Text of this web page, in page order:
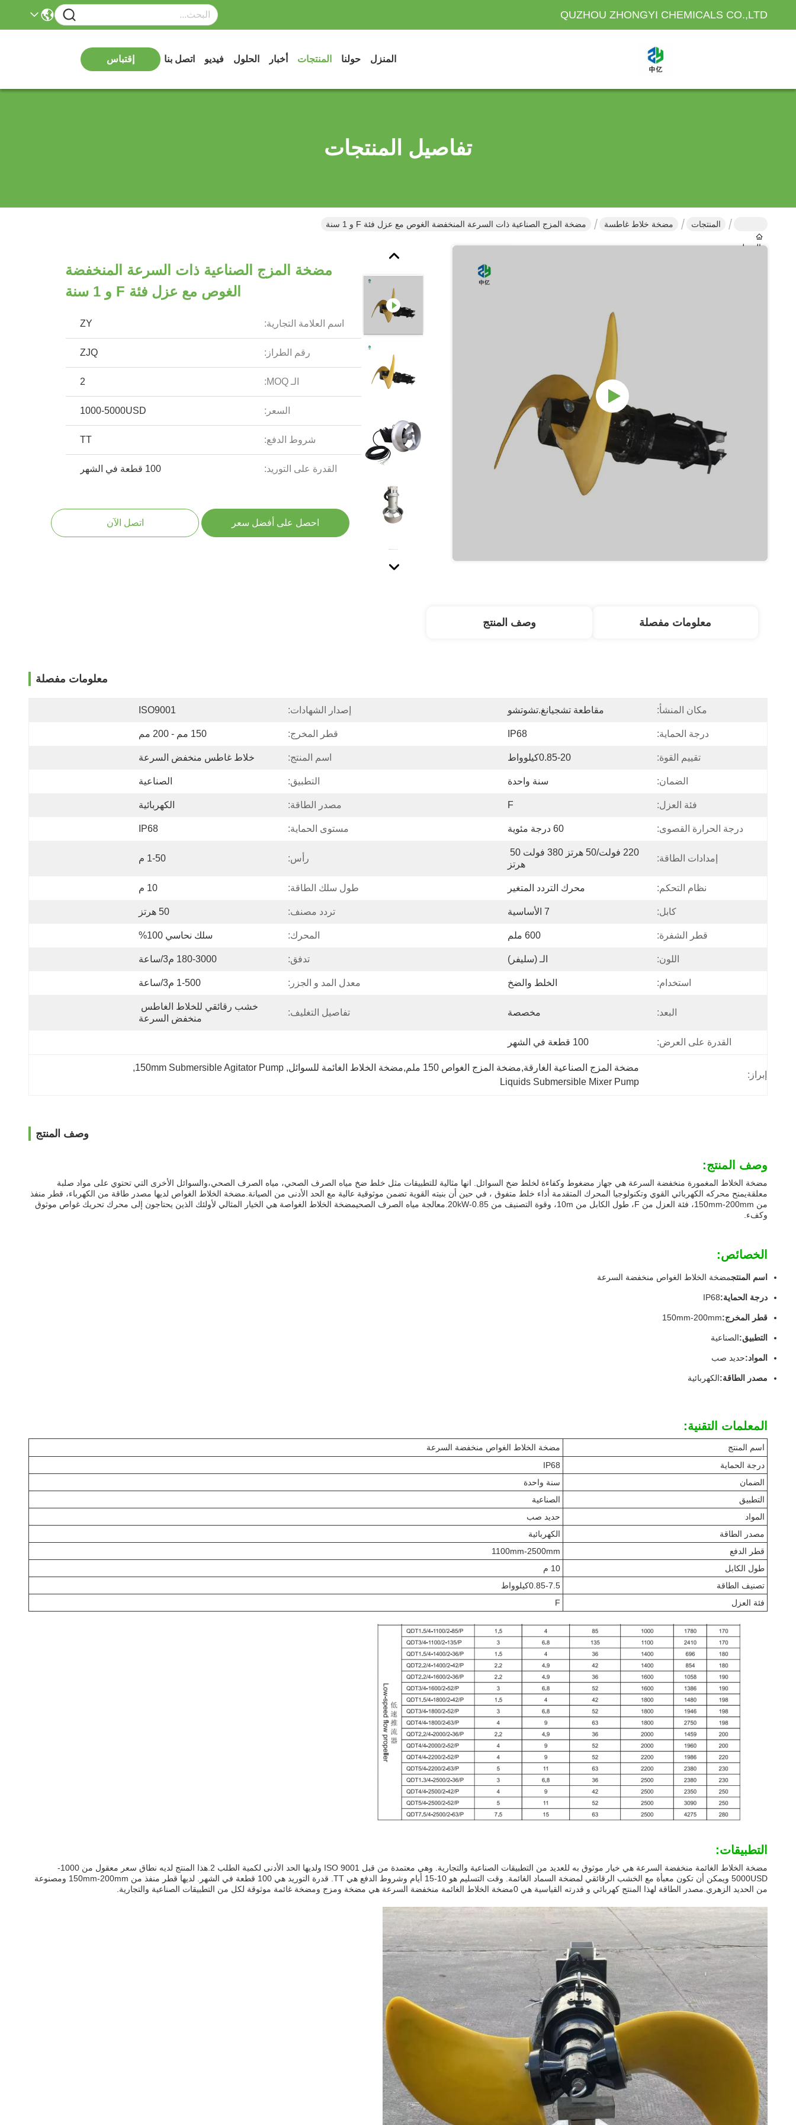
QUZHOU ZHONGYI CHEMICALS CO.,LTD
المنزل حولنا المنتجات أخبار الحلول فيديو اتصل بنا إقتباس
تفاصيل المنتجات
المنزل
المنتجات مضخة خلاط غاطسة مضخة المزج الصناعية ذات السرعة المنخفضة الغوص مع عزل فئة F و 1 سنة
مضخة المزج الصناعية ذات السرعة المنخفضة
الغوص مع عزل فئة F و 1 سنة
اسم العلامة التجارية: ZY
رقم الطراز: ZJQ
الـ MOQ: 2
السعر: 1000-5000USD
شروط الدفع: TT
القدرة على التوريد: 100 قطعة في الشهر
احصل على أفضل سعر اتصل الآن
معلومات مفصلة وصف المنتج
معلومات مفصلة
مكان المنشأ: مقاطعة تشجيانغ.تشوتشو إصدار الشهادات: ISO9001
درجة الحماية: IP68 قطر المخرج: 150 مم - 200 مم
تقييم القوة: 0.85-20كيلوواط اسم المنتج: خلاط غاطس منخفض السرعة
الضمان: سنة واحدة التطبيق: الصناعية
فئة العزل: F مصدر الطاقة: الكهربائية
درجة الحرارة القصوى: 60 درجة مئوية مستوى الحماية: IP68
إمدادات الطاقة:
هرتز
رأس: 1-50 م
نظام التحكم: محرك التردد المتغير طول سلك الطاقة: 10 م
كابل: 7 الأساسية تردد مصنف: 50 هرتز
قطر الشفرة: 600 ملم المحرك: سلك نحاسي 100%
اللون: الـ (سليفر) تدفق: 180-3000 م3/ساعة
استخدام: الخلط والضخ معدل المد و الجزر: 1-500 م3/ساعة
البعد: مخصصة تفاصيل التغليف:
منخفض السرعة
القدرة على العرض: 100 قطعة في الشهر
إبراز:
مضخة المزج الصناعية الغارقة,مضخة المزج الغواص 150 ملم,مضخة الخلاط الغائمة للسوائل ,
150mm Submersible Agitator Pump
,
Liquids Submersible Mixer Pump
وصف المنتج
وصف المنتج:
مضخة الخلاط المغمورة منخفضة السرعة هي جهاز مضغوط وكفاءة لخلط ضخ السوائل. انها مثالية للتطبيقات مثل خلط ضخ مياه الصرف الصحي، مياه الصرف الصحي،والسوائل الأخرى التي تحتوي على مواد صلبة
معلقةيمنح محركه الكهربائي القوي وتكنولوجيا المحرك المتقدمة أداء خلط متفوق ، في حين أن بنيته القوية تضمن موثوقية عالية مع الحد الأدنى من الصيانة.مضخة الخلاط الغواص لديها مصدر طاقة من الكهرباء، قطر منفذ
من 150mm-200mm، فئة العزل من F، طول الكابل من 10m، وقوة التصنيف من 0.85-20kW.معالجة مياه الصرف الصحيمضخة الخلاط الغواصة هي الخيار المثالي لأولئك الذين يحتاجون إلى محرك تحريك غواص موثوق
وكفء.
الخصائص:
اسم المنتجمضخة الخلاط الغواص منخفضة السرعة
درجة الحماية:IP68
قطر المخرج:150mm-200mm
التطبيق:الصناعية
المواد:حديد صب
مصدر الطاقة:الكهربائية
المعلمات التقنية:
اسم المنتج
مضخة الخلاط الغواص منخفضة السرعة
درجة الحماية
IP68
الضمان
سنة واحدة
التطبيق
الصناعية
المواد
حديد صب
مصدر الطاقة
الكهربائية
قطر الدفع
1100mm-2500mm
طول الكابل
10 م
تصنيف الطاقة
0.85-7.5كيلوواط
فئة العزل
F
التطبيقات:
مضخة الخلاط الغائمة منخفضة السرعة هي خيار موثوق به للعديد من التطبيقات الصناعية والتجارية. وهي معتمدة من قبل ISO 9001 ولديها الحد الأدنى لكمية الطلب 2.هذا المنتج لديه نطاق سعر معقول من 1000-
5000USD ويمكن أن تكون معبأة مع الخشب الرقائقي لمضخة السماد الغائمة. وقت التسليم هو 10-15 أيام وشروط الدفع هي TT. قدرة التوريد هي 100 قطعة في الشهر. لديها قطر منفذ من 150mm-200mm ومصنوعة
من الحديد الزهري.مصدر الطاقة لهذا المنتج كهربائي و قدرته القياسية هي 0مضخة الخلاط الغائمة منخفضة السرعة هي مضخة ومزج ومضخة غائمة موثوقة لكل من التطبيقات الصناعية والتجارية.